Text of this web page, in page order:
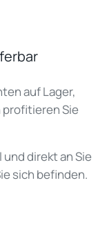
auf Lager,
Sie
direkt an Sie
sich befinden.